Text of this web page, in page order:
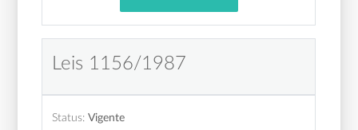
Leis 1156/1987
Status: Vigente